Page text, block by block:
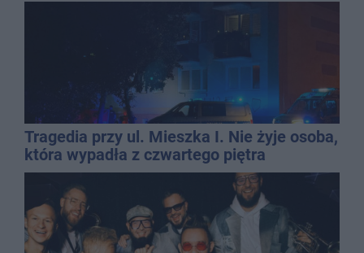
Tragedia przy ul. Mieszka I. Nie żyje osoba,
która wypadła z czwartego piętra